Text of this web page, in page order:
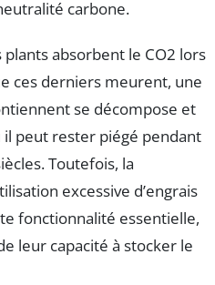
carbone.
absorbent le CO2 lors
ces derniers meurent, une
se décompose et
peut rester piégé pendant
Toutefois, la
excessive d’engrais
fonctionnalité essentielle,
leur capacité à stocker le